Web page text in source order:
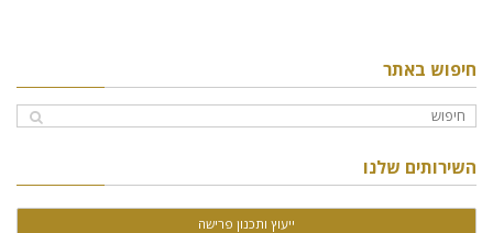
חיפוש באתר
השירותים שלנו
ייעוץ ותכנון פרישה